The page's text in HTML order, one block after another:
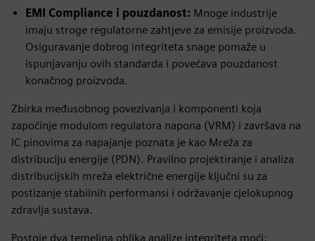
EMI Compliance i pouzdanost: Mnoge industrije
imaju stroge regulatorne zahtjeve za emisije proizvoda.
Osiguravanje dobrog integriteta snage pomaže u
ispunjavanju ovih standarda i povećava pouzdanost
konačnog proizvoda.
Zbirka međusobnog povezivanja i komponenti koja
započinje modulom regulatora napona (VRM) i završava na
IC pinovima za napajanje poznata je kao Mreža za
distribuciju energije (PDN). Pravilno projektiranje i analiza
distribucijskih mreža električne energije ključni su za
postizanje stabilnih performansi i održavanje cjelokupnog
zdravlja sustava.
Postoje dva temeljna oblika analize integriteta moći: